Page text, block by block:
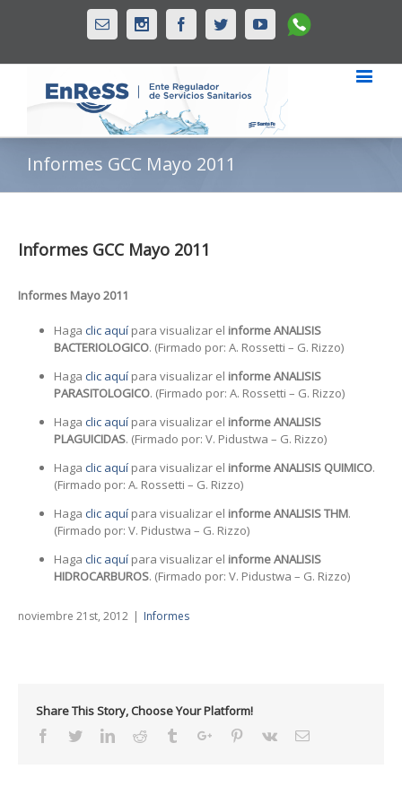
Email InstagramFacebookTwitterYoutubeWhatsapp
Informes GCC Mayo 2011
Informes GCC Mayo 2011
Informes Mayo 2011
Haga clic aquí para visualizar el informe ANALISIS
BACTERIOLOGICO. (Firmado por: A. Rossetti – G. Rizzo)
Haga clic aquí para visualizar el informe ANALISIS
PARASITOLOGICO. (Firmado por: A. Rossetti – G. Rizzo)
Haga clic aquí para visualizar el informe ANALISIS
PLAGUICIDAS. (Firmado por: V. Pidustwa – G. Rizzo)
Haga clic aquí para visualizar el informe ANALISIS QUIMICO.
(Firmado por: A. Rossetti – G. Rizzo)
Haga clic aquí para visualizar el informe ANALISIS THM.
(Firmado por: V. Pidustwa – G. Rizzo)
Haga clic aquí para visualizar el informe ANALISIS
HIDROCARBUROS. (Firmado por: V. Pidustwa – G. Rizzo)
noviembre 21st, 2012 | Informes
Share This Story, Choose Your Platform!
Facebook
TwitterLinkedinReddit TumblrGoogle+Pinterest
Vk Email